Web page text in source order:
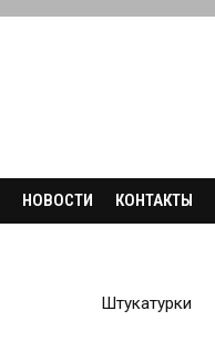
НОВОСТИ КОНТАКТЫ
Штукатурки